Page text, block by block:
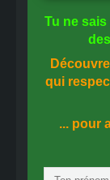
Tu ne sais
des
qui
... pour